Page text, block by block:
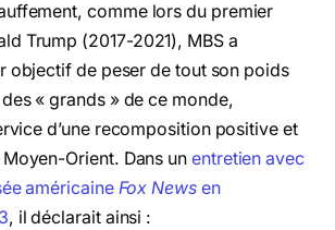
comme lors du premier
Trump (2017-2021), MBS a
objectif de peser de tout son poids
« grands » de ce monde,
d’une recomposition positive et
Orient. Dans un entretien avec
américaine Fox Newsen
, il déclarait ainsi :